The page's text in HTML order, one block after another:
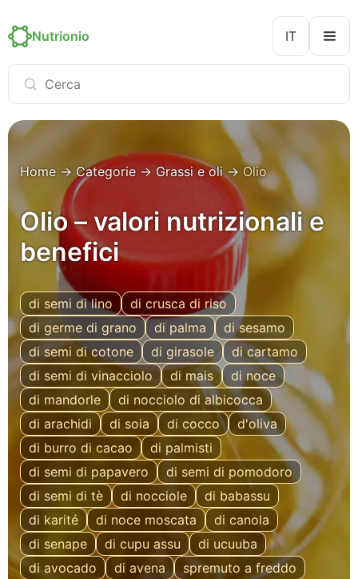
Nutrionio IT
Home → Categorie → Grassi e oli→ Olio
Olio – valori nutrizionali e
benefici
di semi di lino
di crusca di riso
di germe di grano
di palma
di sesamo
di semi di cotone
di girasole
di cartamo
di semi di vinacciolo
di mais
di noce
di mandorle
di nocciolo di albicocca
di arachidi
di soia di cocco
d'oliva
di burro di cacao
di palmisti
di semi di papavero
di semi di pomodoro
di semi di tè
di nocciole
di babassu
di karité
di noce moscata
di canola
di senape
di cupu assu
di ucuuba
di avocado
di avena
spremuto a freddo